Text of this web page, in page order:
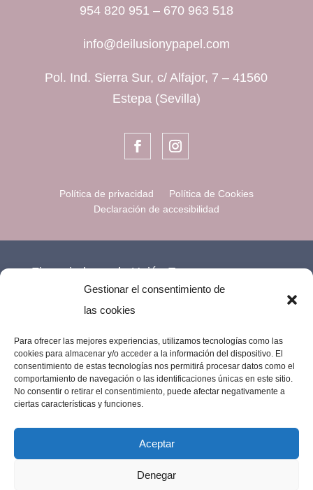
Gestionar el consentimiento de
las cookies
Para ofrecer las mejores experiencias, utilizamos tecnologías como las
cookies para almacenar y/o acceder a la información del dispositivo. El
consentimiento de estas tecnologías nos permitirá procesar datos como el
comportamiento de navegación o las identificaciones únicas en este sitio.
No consentir o retirar el consentimiento, puede afectar negativamente a
ciertas características y funciones.
Aceptar
Denegar
954 820 951 – 670 963 518
info@deilusionypapel.com
Pol. Ind. Sierra Sur, c/ Alfajor, 7 – 41560
Estepa (Sevilla)
Política de privacidad
Política de Cookies
Declaración de accesibilidad
Financiado por la Unión Europea –
NextGenerationEU.